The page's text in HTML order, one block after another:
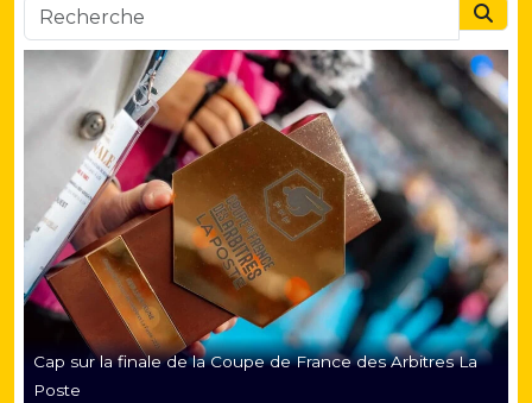
Cap sur la finale de la Coupe de France des Arbitres La
Poste